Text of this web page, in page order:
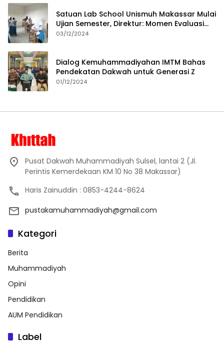
Satuan Lab School Unismuh Makassar Mulai
Ujian Semester, Direktur: Momen Evaluasi
Proses Pembelajaran
03/12/2024
Dialog Kemuhammadiyahan IMTM Bahas
Pendekatan Dakwah untuk Generasi Z
01/12/2024
Pusat Dakwah Muhammadiyah Sulsel, lantai 2 (Jl.
Perintis Kemerdekaan KM 10 No 38 Makassar)
Haris Zainuddin : 0853-4244-8624
pustakamuhammadiyah@gmail.com
Kategori
Berita
Muhammadiyah
Opini
Pendidikan
AUM Pendidikan
Label